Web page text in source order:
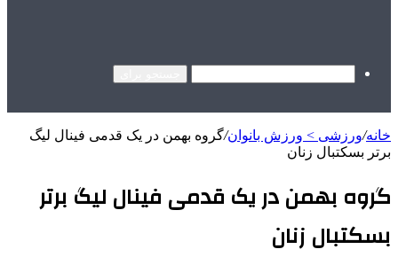
خانه/ورزشی > ورزش بانوان/گروه بهمن در یک قدمی فینال لیگ
برتر بسکتبال زنان
گروه بهمن در یک قدمی فینال لیگ برتر
بسکتبال زنان